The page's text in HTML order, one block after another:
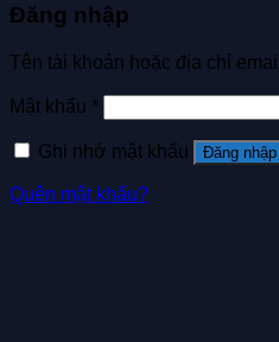
Đăng nhập
Tên tài khoản hoặc địa chỉ email
Mật khẩu *
Ghi nhớ mật khẩu Đăng nhập
Quên mật khẩu?